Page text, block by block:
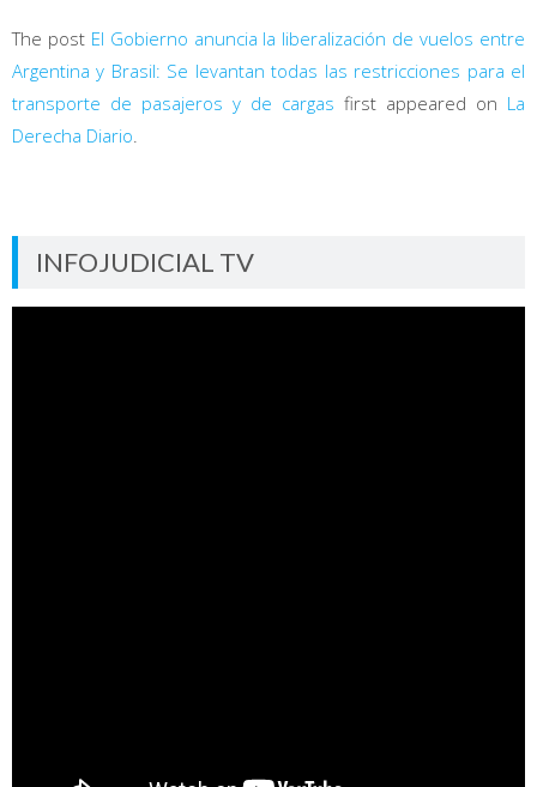
The post El Gobierno anuncia la liberalización de vuelos entre
Argentina y Brasil: Se levantan todas las restricciones para el
transporte de pasajeros y de cargas first appeared on La
Derecha Diario
INFOJUDICIAL TV